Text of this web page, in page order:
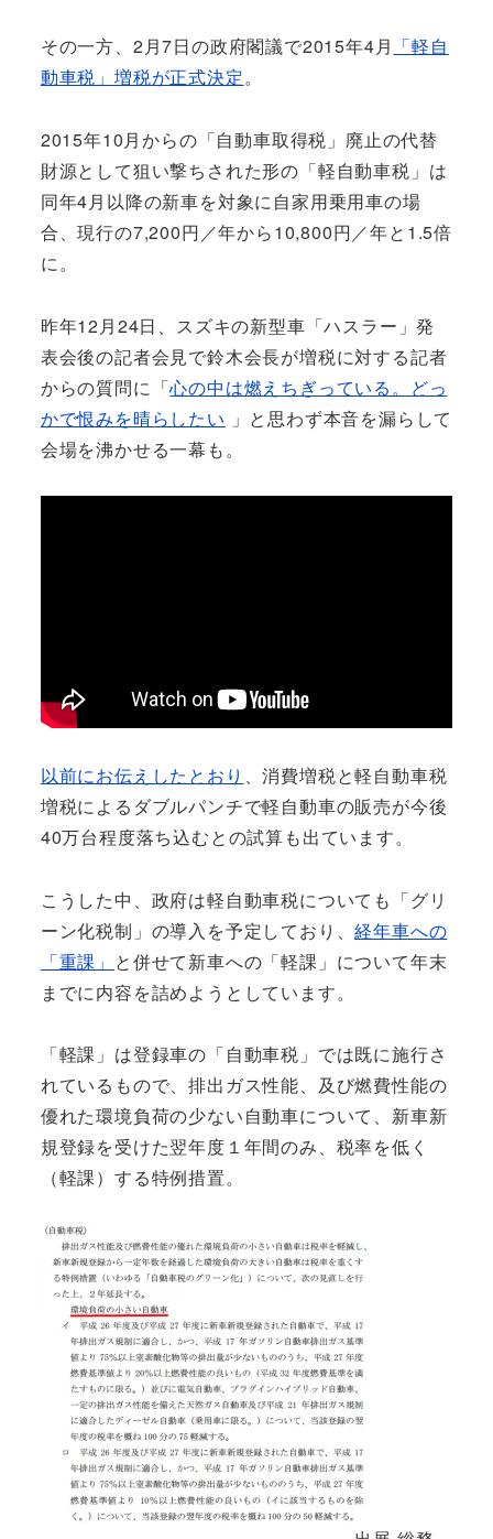
その一方、2月7日の政府閣議で2015年4月 「軽自
動車税」増税が正式決定。
2015年10月からの「自動車取得税」廃止の代替
財源として狙い撃ちされた形の「軽自動車税」は
同年4月以降の新車を対象に自家用乗用車の場
合、現行の7,200円／年から10,800円／年と1.5倍
に。
昨年12月24日、スズキの新型車「ハスラー」発
表会後の記者会見で鈴木会長が増税に対する記者
からの質問に「心の中は燃えちぎっている。どっ
かで恨みを晴らしたい 」と思わず本音を漏らして
会場を沸かせる一幕も。
以前にお伝えしたとおり 、消費増税と軽自動車税
増税によるダブルパンチで軽自動車の販売が今後
40万台程度落ち込むとの試算も出ています。
こうした中、政府は軽自動車税についても「グリ
ーン化税制」の導入を予定しており、経年車への
「重課」 と併せて新車への「軽課」について年末
までに内容を詰めようとしています。
「軽課」は登録車の「自動車税」では既に施行さ
れているもので、排出ガス性能、及び燃費性能の
優れた環境負荷の少ない自動車について、新車新
規登録を受けた翌年度１年間のみ、税率を低く
（軽課）する特例措置。